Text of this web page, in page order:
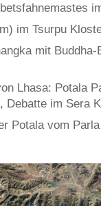
im Tsurpu
mit Buddha-
Lhasa: Potala
Debatte im Sera
Potala vom